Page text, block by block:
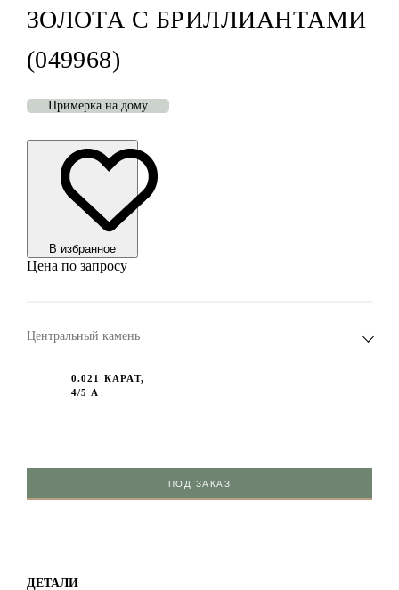
ЗОЛОТА С БРИЛЛИАНТАМИ
(049968)
Примерка на дому
В избранноe
Цена по запросу
Центральный камень
0.021 КАРАТ,
4/5 А
ПОД ЗАКАЗ
ДЕТАЛИ